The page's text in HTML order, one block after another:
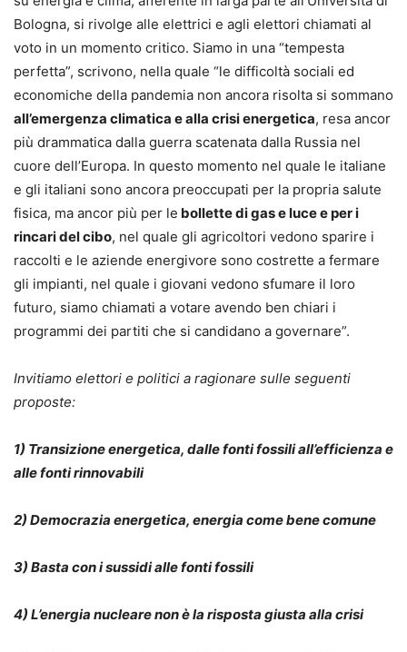
Bologna, si rivolge alle elettrici e agli elettori chiamati al
voto in un momento critico. Siamo in una “tempesta
perfetta”, scrivono, nella quale “le difficoltà sociali ed
economiche della pandemia non ancora risolta si sommano
all’emergenza climatica e alla crisi energetica, resa ancor
più drammatica dalla guerra scatenata dalla Russia nel
cuore dell’Europa. In questo momento nel quale le italiane
e gli italiani sono ancora preoccupati per la propria salute
fisica, ma ancor più per le bollette di gas e luce e per i
rincari del cibo, nel quale gli agricoltori vedono sparire i
raccolti e le aziende energivore sono costrette a fermare
gli impianti, nel quale i giovani vedono sfumare il loro
futuro, siamo chiamati a votare avendo ben chiari i
programmi dei partiti che si candidano a governare”.
Invitiamo elettori e politici a ragionare sulle seguenti
proposte:
1) Transizione energetica, dalle fonti fossili all’efficienza e
alle fonti rinnovabili
2) Democrazia energetica, energia come bene comune
3) Basta con i sussidi alle fonti fossili
4) L’energia nucleare non è la risposta giusta alla crisi